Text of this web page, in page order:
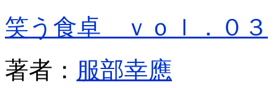
笑う食卓 ｖｏｌ．０３
著者： 服部幸應